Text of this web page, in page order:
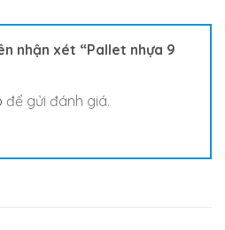
nhận xét “Pallet nhựa 9
để gửi đánh giá.